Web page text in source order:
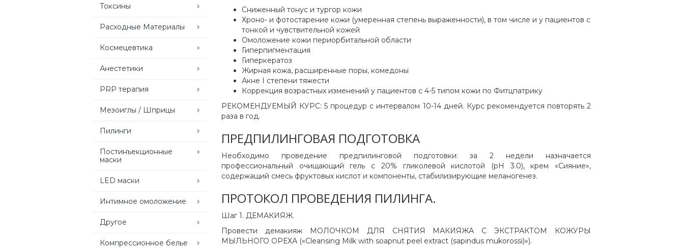
Токсины
Расходные Материалы
Космецевтика
Анестетики
PRP терапия
Мезоиглы / Шприцы
Пилинги
Постинъекционные
маски
LED маски
Интимное омоложение
Другое
Компрессионное белье
Сниженный тонус и тургор кожи
Хроно- и фотостарение кожи (умеренная степень выраженности), в том числе и у пациентов с
тонкой и чувствительной кожей
Омоложение кожи периорбитальной области
Гиперпигментация
Гиперкератоз
Жирная кожа, расширенные поры, комедоны
Акне I степени тяжести
Коррекция возрастных изменений у пациентов с 4-5 типом кожи по Фитцпатрику
РЕКОМЕНДУЕМЫЙ КУРС: 5 процедур с интервалом 10-14 дней. Курс рекомендуется повторять 2
раза в год.
ПРЕДПИЛИНГОВАЯ ПОДГОТОВКА
Необходимо проведение предпилинговой подготовки: за 2 недели назначается
профессиональный очищающий гель с 20% гликолевой кислотой (рН 3.0), крем «Сияние»,
содержащий смесь фруктовых кислот и компоненты, стабилизирующие меланогенез.
ПРОТОКОЛ ПРОВЕДЕНИЯ ПИЛИНГА.
Шаг 1. ДЕМАКИЯЖ.
Провести демакияж МОЛОЧКОМ ДЛЯ СНЯТИЯ МАКИЯЖА С ЭКСТРАКТОМ КОЖУРЫ
МЫЛЬНОГО ОРЕХА («Cleansing Milk with soapnut peel extract (sapindus mukorossi)»).